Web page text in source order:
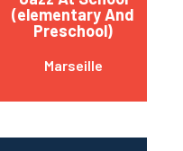
(elementary And
Preschool)
Marseille